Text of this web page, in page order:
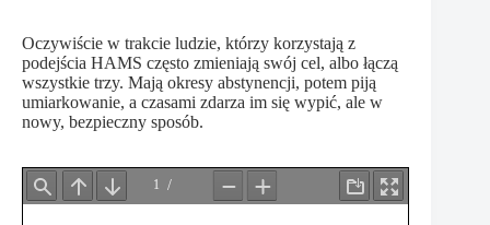
Oczywiście w trakcie ludzie, którzy korzystają z
podejścia HAMS często zmieniają swój cel, albo łączą
wszystkie trzy. Mają okresy abstynencji, potem piją
umiarkowanie, a czasami zdarza im się wypić, ale w
nowy, bezpieczny sposób.